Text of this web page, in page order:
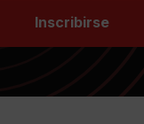
Inscribirse